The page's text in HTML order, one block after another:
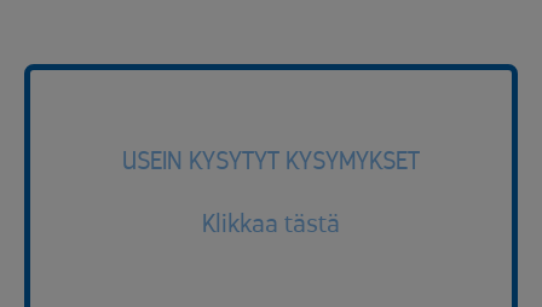
USEIN KYSYTYT KYSYMYKSET
Klikkaa tästä